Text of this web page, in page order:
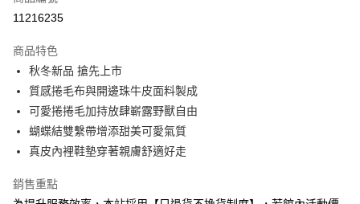
信用卡分期付款
合作金庫商業銀行
華南商業銀行
上海商業儲蓄銀行
台北富邦商業銀行
國泰世華商業銀行
兆豐國際商業銀行
臺灣中小企業銀行
匯豐（台灣）商業銀行
聯邦商業銀行
元大商業銀行
6 期 0 利率 每期
華南商業銀行
彰化商業銀行
上海商業儲蓄銀行
台北富邦商業銀行
國泰世華商業銀行
臺灣中小企業銀行
聯邦商業銀行
元大商業銀行
永豐商業銀行
12 期 0 利率 每期
合作金庫商業銀行
第一商業銀行
上海商業儲蓄銀行
國泰世華商業銀行
匯豐（台灣）商業銀行
LINE Pay
Apple Pay
悠遊付
11216235
商品特色
秋冬新品 搶先上市
質感捲毛布與開邊珠牛皮面料製成
可愛捲捲毛加持放肆嶄露野獸自由
蝴蝶結雙繫帶增添甜美可愛氣質
真皮內裡鞋墊穿著親膚舒適好走
銷售重點